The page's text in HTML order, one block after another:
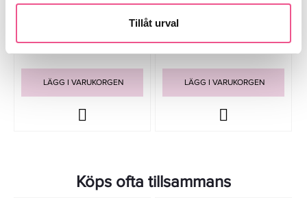
Tillåt urval
Hårinpackning
349 kr 174,50 kr
LÄGG I VARUKORGEN
Hårinpackning
385 kr 308 kr
LÄGG I VARUKORGEN
Köps ofta tillsammans